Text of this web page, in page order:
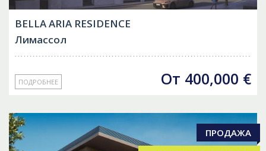
BELLA ARIA RESIDENCE
Лимассол
ПОДРОБНЕЕ От 400,000 €
ПРОДАЖА